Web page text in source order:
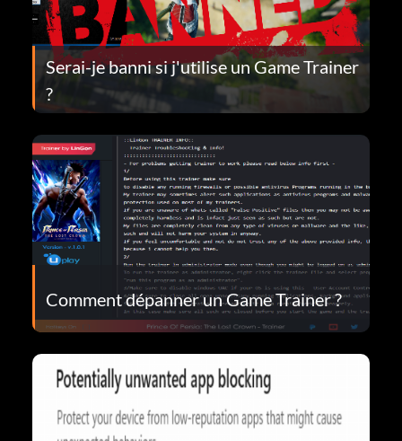
Serai-je banni si j'utilise un Game Trainer
?
Comment dépanner un Game Trainer ?